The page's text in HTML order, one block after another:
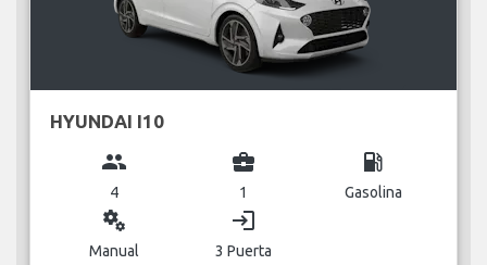
HYUNDAI I10
group
4
business_center
1
local_gas_station
Gasolina
miscellaneous_services
Manual
login
3 Puerta